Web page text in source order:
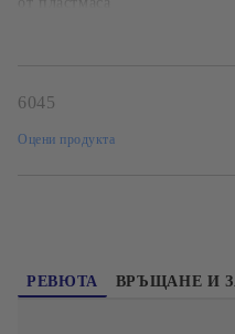
6045
Оцени продукта
РЕВЮТА ВРЪЩАНЕ И